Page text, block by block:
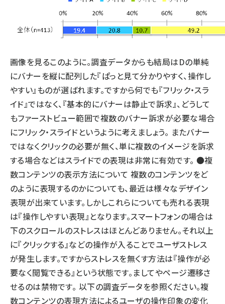
画像を見るこのように。調査データからも結局はDの単純
にバナーを縦に配列した『ぱっと見て分かりやすく、操作し
やすい』ものが選ばれます。ですから何でも『フリック・スラ
イド』ではなく、『基本的にバナーは静止で訴求』、どうして
もファーストビュー範囲で複数のバナー訴求が必要な場合
にフリック・スライドというように考えましょう。 またバナー
ではなくクリックの必要が無く、単に複数のイメージを訴求
する場合などはスライドでの表現は非常に有効です。 ●複
数コンテンツの表示方法について 複数のコンテンツをど
のように表現するのかについても、最近は様々なデザイン
表現が出来ています。しかしこれらについても売れる表現
は『操作しやすい表現』となります。スマートフォンの場合は
下のスクロールのストレスはほとんどありません。それ以上
に『クリックする』などの操作が入ることでユーザストレス
が発生します。ですからストレスを無くす方法は『操作が必
要なく閲覧できる』という状態です。ましてやページ遷移さ
せるのは禁物です。 以下の調査データを参照ください。複
数コンテンツの表現方法によるユーザの操作印象の変化